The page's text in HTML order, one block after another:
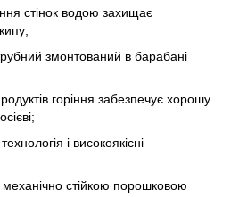
стінок водою захищає
змонтований в барабані
горіння забезпечує хорошу
і високоякісні
стійкою порошковою